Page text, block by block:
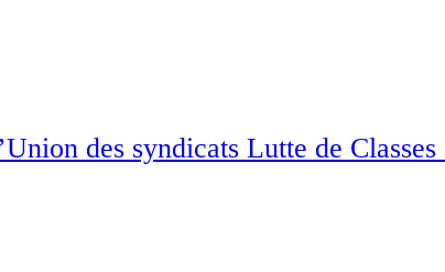
des syndicats Lutte de